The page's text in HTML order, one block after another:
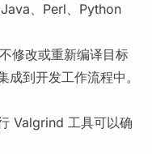
、Perl、Python
修改或重新编译目标
到开发工作流程中。
Valgrind 工具可以确